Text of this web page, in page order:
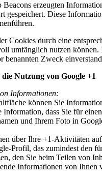
erzeugten
gespeichert. Diese
Cookies durch eine
umfänglich nutzen
benannten Zweck
Nutzung von Google +1
Informationen:
können Sie
dass Sie für
und Ihrem Foto in
über Ihre +1-Aktivitäten
Profil, das zumindest den
den Sie beim Teilen von
Informationen von Ihnen